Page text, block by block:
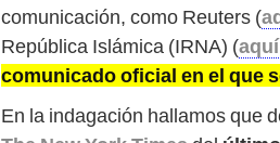
comunicación, como Reuters (
República Islámica (IRNA) (aquí
comunicado oficial en el que
En la indagación hallamos que